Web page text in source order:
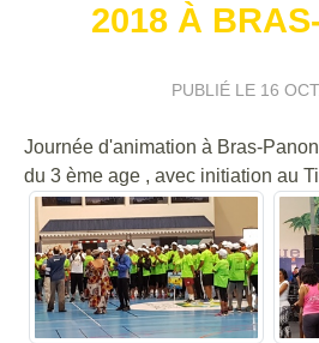
2018 À
PUBLIÉ LE 16
Journée d'animation à Bras-
du 3 ème age , avec initiation au